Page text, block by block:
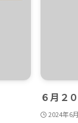
６月２
2024年6